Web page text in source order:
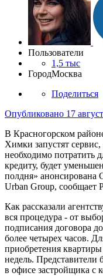
Пользователи
1,5 тыс
ГородМосква
Поделиться
Опубликовано 17
В Красногорском
Химки запустят
необходимо потратить
кредиту, будет
полдня» анонсирована
Urban Group,
Как рассказали
вся процедура - от
подписания договора
более четырех часов.
приобретения
недель. Представители
в офисе застройщика с